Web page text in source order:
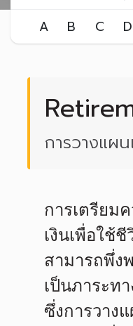
A B C D
การวางแผ
การเตรียม
เงินเพื่อใช้
สามารถพึ่ง
เป็นภาระท
ซึ่งการวาง